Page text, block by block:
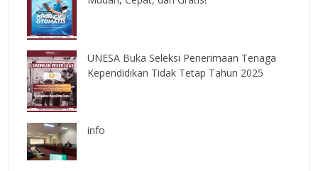
UNESA Buka Seleksi Penerimaan Tenaga
Kependidikan Tidak Tetap Tahun 2025
info